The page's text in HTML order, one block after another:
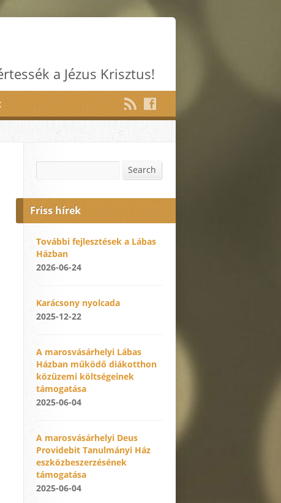
a Jézus Krisztus!
Search
Friss hírek
További fejlesztések a Lábas
Házban
2026-06-24
Karácsony nyolcada
2025-12-22
A marosvásárhelyi Lábas
Házban működő diákotthon
közüzemi költségeinek
támogatása
2025-06-04
A marosvásárhelyi Deus
Providebit Tanulmányi Ház
eszközbeszerzésének
támogatása
2025-06-04